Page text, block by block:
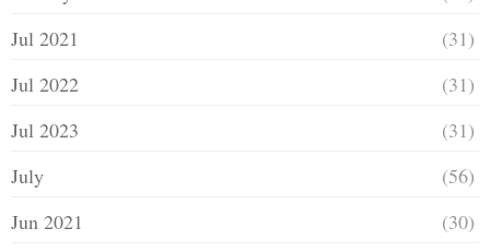
Jul 2021
(31)
Jul 2022
(31)
Jul 2023
(31)
July
(56)
Jun 2021
(30)